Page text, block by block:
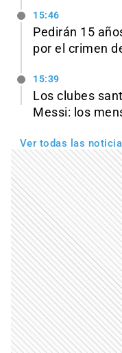
15:46
Pedirán 15
por el crimen
15:39
Los clubes
Messi: los
Ver todas las